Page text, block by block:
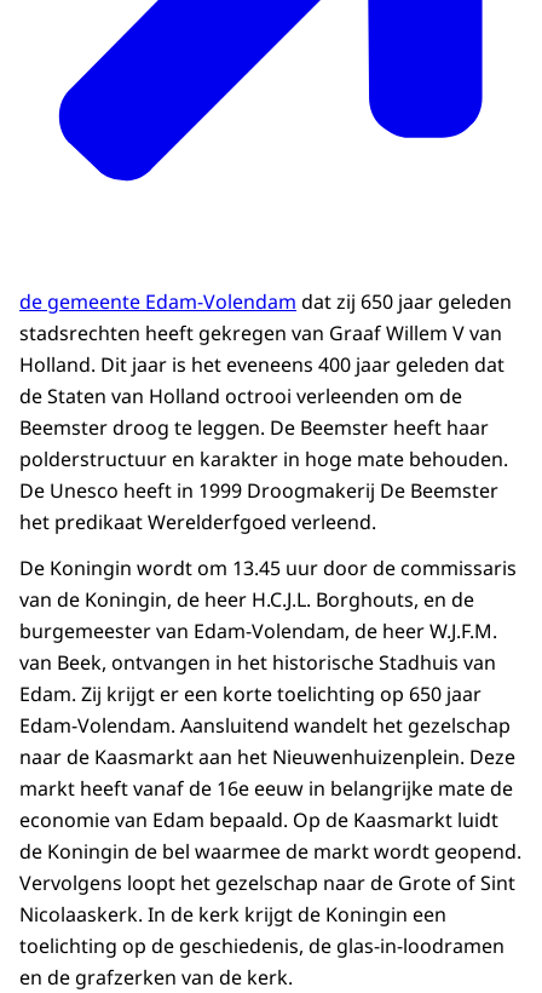
de gemeente Edam-Volendam dat zij 650 jaar geleden
stadsrechten heeft gekregen van Graaf Willem V van
Holland. Dit jaar is het eveneens 400 jaar geleden dat
de Staten van Holland octrooi verleenden om de
Beemster droog te leggen. De Beemster heeft haar
polderstructuur en karakter in hoge mate behouden.
De Unesco heeft in 1999 Droogmakerij De Beemster
het predikaat Werelderfgoed verleend.
De Koningin wordt om 13.45 uur door de commissaris
van de Koningin, de heer H.C.J.L. Borghouts, en de
burgemeester van Edam-Volendam, de heer W.J.F.M.
van Beek, ontvangen in het historische Stadhuis van
Edam. Zij krijgt er een korte toelichting op 650 jaar
Edam-Volendam. Aansluitend wandelt het gezelschap
naar de Kaasmarkt aan het Nieuwenhuizenplein. Deze
markt heeft vanaf de 16e eeuw in belangrijke mate de
economie van Edam bepaald. Op de Kaasmarkt luidt
de Koningin de bel waarmee de markt wordt geopend.
Vervolgens loopt het gezelschap naar de Grote of Sint
Nicolaaskerk. In de kerk krijgt de Koningin een
toelichting op de geschiedenis, de glas-in-loodramen
en de grafzerken van de kerk.